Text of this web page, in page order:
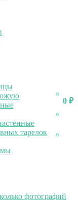
0 ₽
0
0
0
тарелок
фотографий